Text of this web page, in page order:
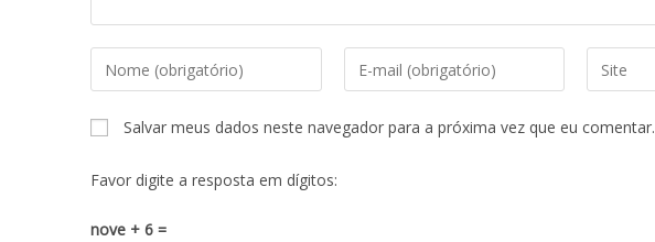
Salvar meus dados neste navegador para a próxima vez que eu comentar.
Favor digite a resposta em dígitos:
nove + 6 =